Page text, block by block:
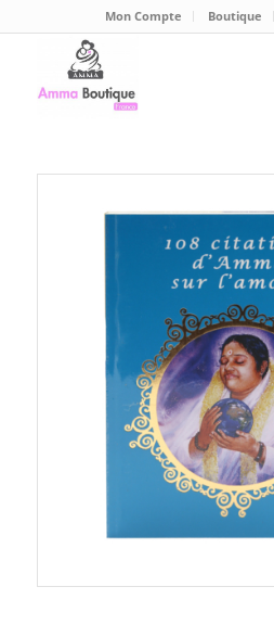
Mon Compte Boutique